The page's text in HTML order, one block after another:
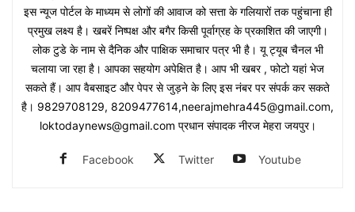
इस न्यूज पोर्टल के माध्यम से लोगों की आवाज को सत्ता के गलियारों तक पहुंचाना ही
प्रमुख लक्ष्य है। खबरें निष्पक्ष और बगैर किसी पूर्वाग्रह के प्रकाशित की जाएगी।
लोक टुडे के नाम से दैनिक और पाक्षिक समाचार पत्र भी है। यू ट्यूब चैनल भी
चलाया जा रहा है। आपका सहयोग अपेक्षित है। आप भी खबर , फोटो यहां भेज
सकते हैं। आप वैबसाइट और पेपर से जुड़ने के लिए इस नंबर पर संपर्क कर सकते
है। 9829708129, 8209477614,neerajmehra445@gmail.com,
loktodaynews@gmail.com प्रधान संपादक नीरज मेहरा जयपुर।
Facebook Twitter Youtube